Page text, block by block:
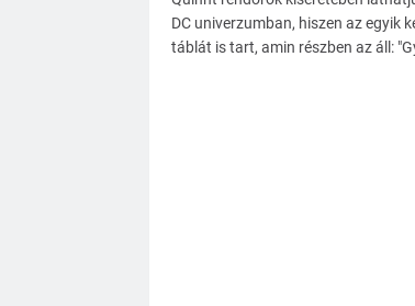
DC univerzumban, hiszen az egyik
táblát is tart, amin részben az áll: